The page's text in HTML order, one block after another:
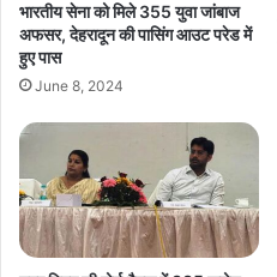
भारतीय सेना को मिले 355 युवा जांबाज
अफसर, देहरादून की पासिंग आउट परेड में
हुए पास
June 8, 2024